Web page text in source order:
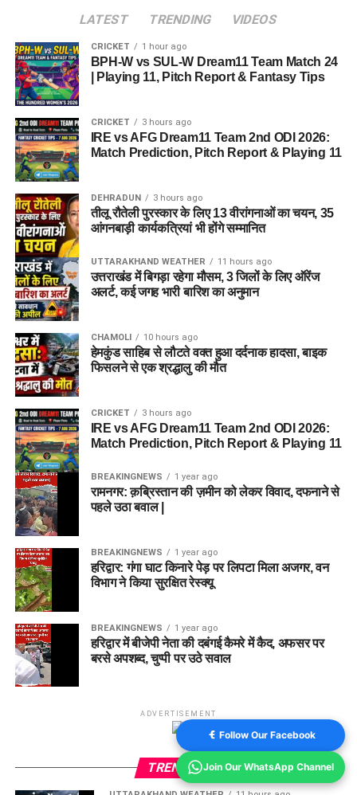
LATEST TRENDING VIDEOS
CRICKET 1 hour ago
BPH-W vs SUL-W Dream11 Team Match 24
| Playing 11, Pitch Report & Fantasy Tips
CRICKET 3 hours ago
IRE vs AFG Dream11 Team 2nd ODI 2026:
Match Prediction, Pitch Report & Playing 11
DEHRADUN 3 hours ago
तीलू रौतेली पुरस्कार के लिए 13 वीरांगनाओं का चयन, 35
आंगनबाड़ी कार्यकत्रियां भी होंगे सम्मानित
UTTARAKHAND WEATHER 11 hours ago
उत्तराखंड में बिगड़ा रहेगा मौसम, 3 जिलों के लिए ऑरेंज
अलर्ट, कई जगह भारी बारिश का अनुमान
CHAMOLI 10 hours ago
हेमकुंड साहिब से लौटते वक्त हुआ दर्दनाक हादसा, बाइक
फिसलने से एक श्रद्धालु की मौत
CRICKET 3 hours ago
IRE vs AFG Dream11 Team 2nd ODI 2026:
Match Prediction, Pitch Report & Playing 11
BREAKINGNEWS 1 year ago
रामनगर: क़ब्रिस्तान की ज़मीन को लेकर विवाद, दफनाने से
पहले उठा बवाल |
BREAKINGNEWS 1 year ago
हरिद्वार: गंगा घाट किनारे पेड़ पर लिपटा मिला अजगर, वन
विभाग ने किया सुरक्षित रेस्क्यू
BREAKINGNEWS 1 year ago
हरिद्वार में बीजेपी नेता की दबंगई कैमरे में कैद, अफसर पर
बरसे अपशब्द, चुप्पी पर उठे सवाल
ADVERTISEMENT
TRENDING
Follow Our Facebook
Join Our WhatsApp Channel